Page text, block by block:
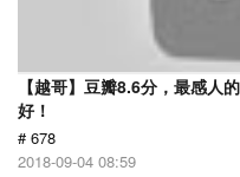
【越哥】豆瓣8.6分，最感人
好！
# 678
2018-09-04 08:59